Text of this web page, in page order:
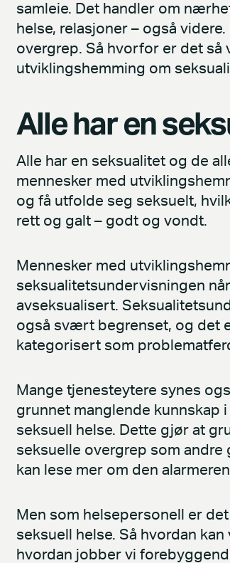
samleie. Det handler om
helse, relasjoner – også
overgrep. Så hvorfor er det så
utviklingshemming om
Alle har en
Alle har en seksualitet og de
mennesker med
og få utfolde seg seksuelt,
rett og galt – godt og vondt.
Mennesker med
seksualitetsundervisningen
avseksualisert.
også svært begrenset, og det
kategorisert som
Mange tjenesteytere synes
grunnet manglende kunnskap
seksuell helse. Dette gjør at
seksuelle overgrep som andre
kan lese mer om den
Men som helsepersonell er
seksuell helse. Så hvordan
hvordan jobber vi